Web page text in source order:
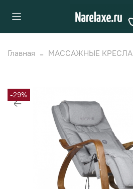
Главная МАССАЖНЫЕ КРЕСЛА
-29%